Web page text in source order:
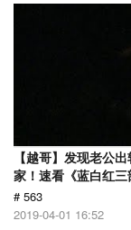
【越哥】发现老公
家！速看《蓝白红三
# 563
2019-04-01 16:52